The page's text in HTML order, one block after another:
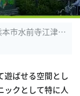
本市水前寺江津湖
遊ばせる空間とし
ックとして特に人